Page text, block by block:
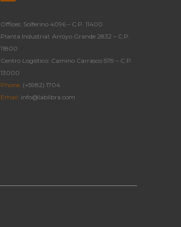
Offices: Solferino 4096 – C.P. 11400
Planta Industrial: Arroyo Grande 2832 – C.P.
11800
Centro Logístico: Camino Carrasco 5119 – C.P.
13000
Phone: (+5982) 1704
Email: info@lablibra.com